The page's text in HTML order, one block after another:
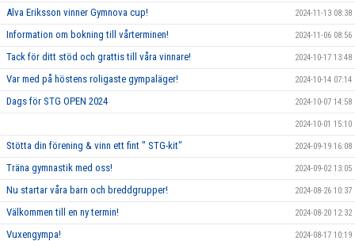
Alva Eriksson vinner Gymnova cup! 2024-11-13 08:38
Information om bokning till vårterminen! 2024-11-06 08:56
Tack för ditt stöd och grattis till våra vinnare! 2024-10-17 13:48
Var med på höstens roligaste gympaläger! 2024-10-14 07:14
Dags för STG OPEN 2024 2024-10-07 14:58
2024-10-01 15:10
Stötta din förening & vinn ett fint " STG-kit" 2024-09-19 16:08
Träna gymnastik med oss! 2024-09-02 13:05
Nu startar våra barn och breddgrupper! 2024-08-26 10:37
Välkommen till en ny termin! 2024-08-20 12:32
Vuxengympa! 2024-08-17 10:19